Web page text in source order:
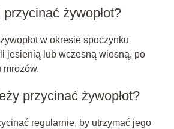
żywopłot?
w okresie spoczynku
jesienią lub wczesną wiosną, po
mrozów.
przycinać żywopłot?
regularnie, by utrzymać jego